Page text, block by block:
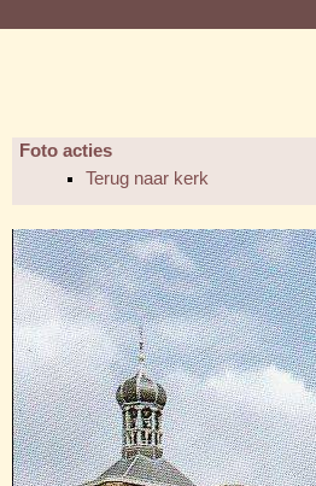
Foto acties
Terug naar kerk